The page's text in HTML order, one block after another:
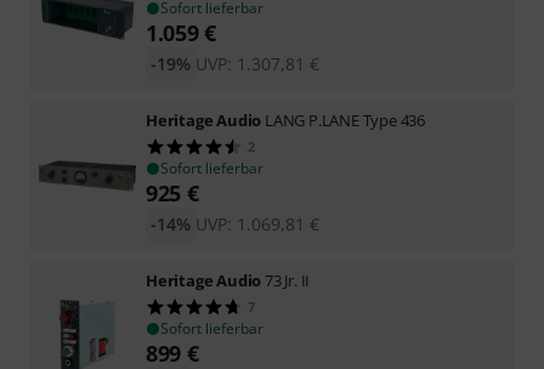
Sofort lieferbar
1.059€
UVP: 1.307,81 €
-19%
Heritage Audio LANG P.LANE Type 436
2
Sofort lieferbar
925 €
UVP: 1.069,81 €
-14%
Heritage Audio73 Jr. II
7
Sofort lieferbar
899 €